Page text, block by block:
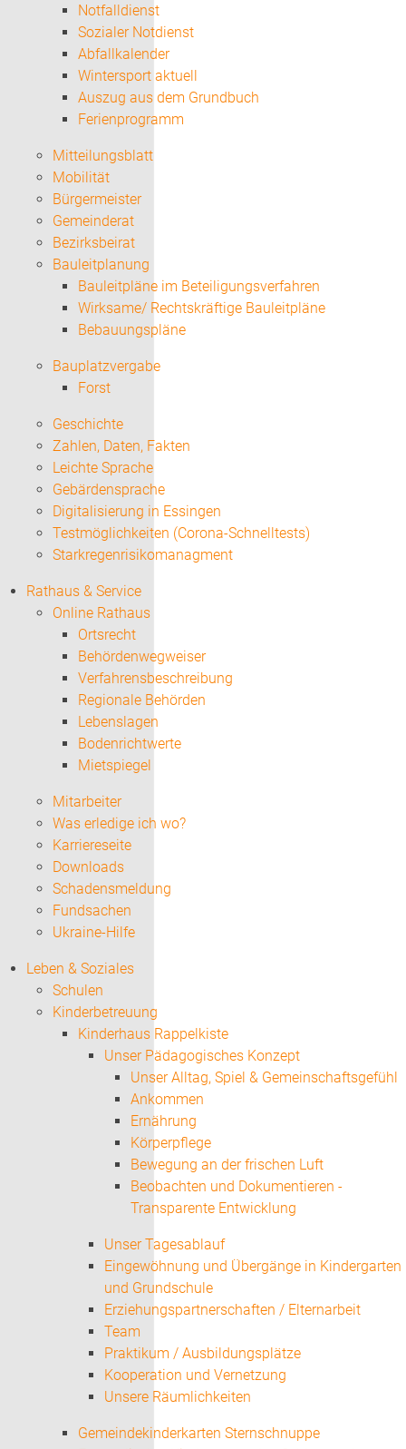
Notfalldienst
Sozialer Notdienst
Abfallkalender
Wintersport aktuell
Auszug aus dem Grundbuch
Ferienprogramm
Mitteilungsblatt
Mobilität
Bürgermeister
Gemeinderat
Bezirksbeirat
Bauleitplanung
Bauleitpläne im Beteiligungsverfahren
Wirksame/ Rechtskräftige Bauleitpläne
Bebauungspläne
Bauplatzvergabe
Forst
Geschichte
Zahlen, Daten, Fakten
Leichte Sprache
Gebärdensprache
Digitalisierung in Essingen
Testmöglichkeiten (Corona-Schnelltests)
Starkregenrisikomanagment
Rathaus & Service
Online Rathaus
Ortsrecht
Behördenwegweiser
Verfahrensbeschreibung
Regionale Behörden
Lebenslagen
Bodenrichtwerte
Mietspiegel
Mitarbeiter
Was erledige ich wo?
Karriereseite
Downloads
Schadensmeldung
Fundsachen
Ukraine-Hilfe
Leben & Soziales
Schulen
Kinderbetreuung
Kinderhaus Rappelkiste
Unser Pädagogisches Konzept
Unser Alltag, Spiel & Gemeinschaftsgefühl
Ankommen
Ernährung
Körperpflege
Bewegung an der frischen Luft
Beobachten und Dokumentieren -
Transparente Entwicklung
Unser Tagesablauf
Eingewöhnung und Übergänge in Kindergarten
und Grundschule
Erziehungspartnerschaften / Elternarbeit
Team
Praktikum / Ausbildungsplätze
Kooperation und Vernetzung
Unsere Räumlichkeiten
Gemeindekinderkarten Sternschnuppe